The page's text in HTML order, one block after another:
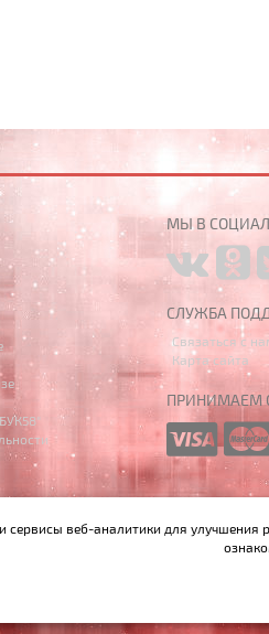
МЫ В
СЛУЖБА
Связаться с
Карта сайта
ПРИНИМАЕМ
информационный характер,
сервисы веб-аналитики для улучшения